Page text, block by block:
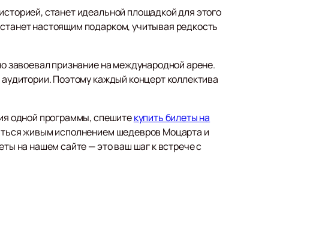
станет идеальной площадкой для этого
настоящим подарком, учитывая редкость
завоевал признание на международной арене.
Поэтому каждый концерт коллектива
одной программы, спешитекупить билеты на
живым исполнением шедевров Моцарта и
на нашем сайте — это ваш шаг к встрече с